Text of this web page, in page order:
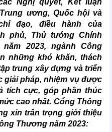
ương, Quốc hội và
đạo, điều hành của
phủ, Thủ tướng Chính
năm 2023, ngành Công
những khó khăn, thách
trung xây dựng và triển
giải pháp, nhiệm vụ được
tích cực, góp phần thúc
cao nhất. Cổng Thông
xin trân trọng giới thiệu
Thương năm 2023: